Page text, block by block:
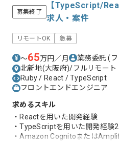
募集終了
【TypeScript/
求人・案件
リモートOK 急募
〜65万円／月 業務委託(
北新地(大阪府)/フルリモート
Ruby / React / TypeScript
フロントエンドエンジニア
求めるスキル
・Reactを用いた開発経験
・TypeScriptを用いた開発経験
・Amazon Cognitoまたは